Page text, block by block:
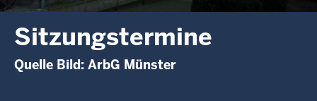
Sitzungstermine
Quelle Bild: ArbG Münster